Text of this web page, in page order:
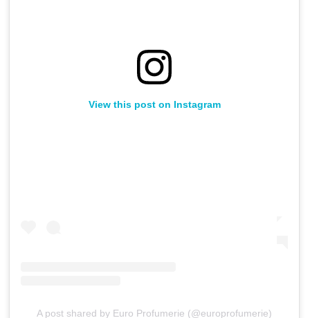
View this post on Instagram
A post shared by Euro Profumerie (@europrofumerie)